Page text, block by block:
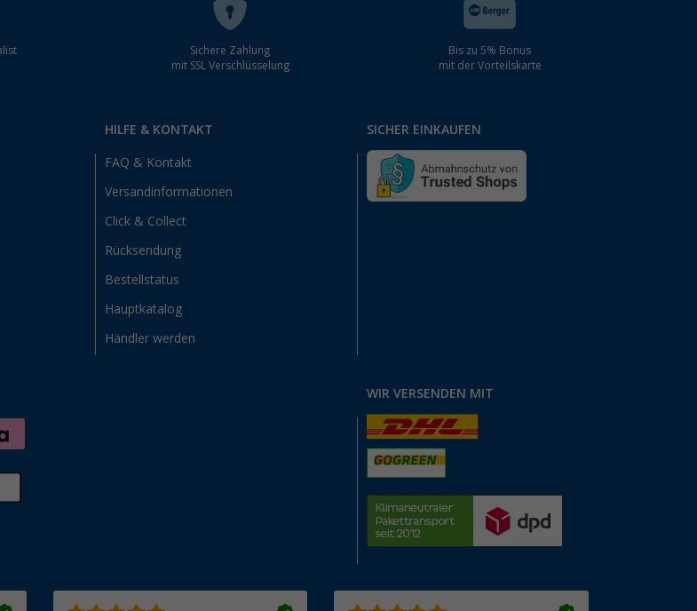
Sichere Zahlung
mit SSL Verschlüsselung
Bis zu 5% Bonus
mit der Vorteilskarte
HILFE & KONTAKT
FAQ & Kontakt
Versandinformationen
Click & Collect
Rücksendung
Bestellstatus
Hauptkatalog
Händler werden
SICHER EINKAUFEN
WIR VERSENDEN MIT